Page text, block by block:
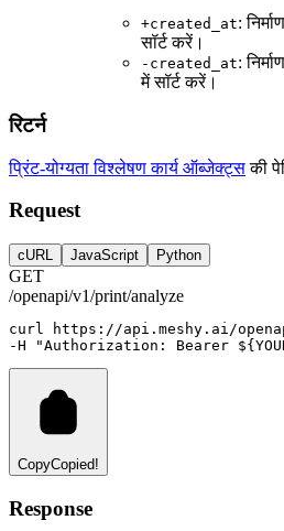
+created_at:
सॉर्ट करें।
-created_at:
में सॉर्ट करें।
रिटर्न
प्रिंट-योग्यता विश्लेषण कार्य ऑब्जेक्ट्सकी
Request
cURL JavaScript Python
GET
/openapi/v1/print/analyze
curl
https://api.meshy.ai/
-H
"Authorization: Bearer
CopyCopied!
Response